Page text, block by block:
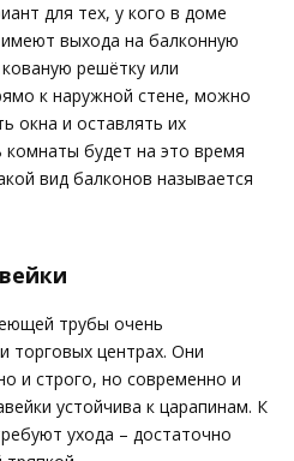
для тех, у кого в доме
выхода на балконную
решётку или
к наружной стене, можно
окна и оставлять их
будет на это время
вид балконов называется
трубы очень
торговых центрах. Они
и строго, но современно и
устойчива к царапинам. К
ухода – достаточно